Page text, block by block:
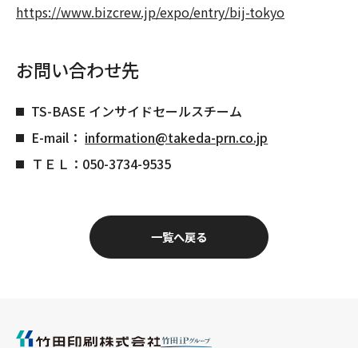
https://www.bizcrew.jp/expo/entry/bij-tokyo
お問い合わせ先
TS-BASE インサイドセールスチーム
E-mail： information@takeda-prn.co.jp
ＴＥＬ：050-3734-9535
一覧へ戻る